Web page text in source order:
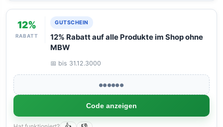
12%
RABATT
GUTSCHEIN
12% Rabatt auf alle Produkte im Shop ohne
MBW
📅 bis 31.12.3000
●●●●●●
Code anzeigen